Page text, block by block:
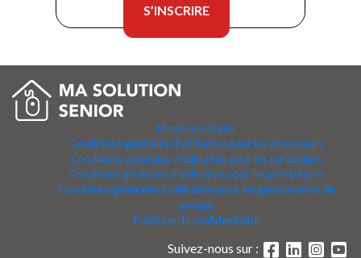
Mentions légales
Conditions générales d'utilisation pour les annonceurs
Conditions générales d'utilisation pour les particuliers
Conditions générales d'utilisation pour les prestataires
Conditions générales d'utilisation pour les gestionnaires de
groupe
Politique de confidentialité
Suivez-nous sur :